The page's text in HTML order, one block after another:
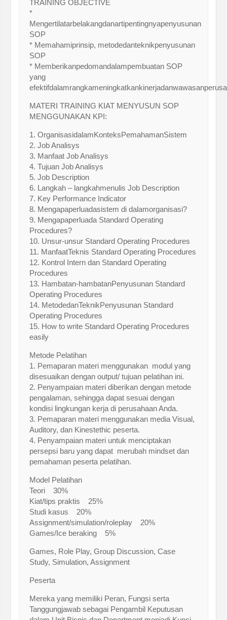
TRAINING OBJECTIVE
*
Mengertilatarbelakangdanartipentingnyapenyusunan
SOP
* Memahamiprinsip, metodedanteknikpenyusunan
SOP
* Memberikanpedomandalampembuatan SOP
yang
MATERI TRAINING KIAT MENYUSUN SOP
MENGGUNAKAN KPI:
1. OrganisasidalamKonteksPemahamanSistem
2. Job Analisys
3. Manfaat Job Analisys
4. Tujuan Job Analisys
5. Job Description
6. Langkah – langkahmenulis Job Description
7. Key Performance Indicator
8. Mengapaperluadasistem di dalamorganisasi?
9. Mengapaperluada Standard Operating
Procedures?
10. Unsur-unsur Standard Operating Procedures
11. ManfaatTeknis Standard Operating Procedures
12. Kontrol Intern dan Standard Operating
Procedures
13. Hambatan-hambatanPenyusunan Standard
Operating Procedures
14. MetodedanTeknikPenyusunan Standard
Operating Procedures
15. How to write Standard Operating Procedures
easily
Metode Pelatihan
1. Pemaparan materi menggunakan modul yang
disesuaikan dengan output/ tujuan pelatihan ini.
2. Penyampaian materi diberikan dengan metode
pengalaman, sehingga dapat sesuai dengan
kondisi lingkungan kerja di perusahaan Anda.
3. Pemaparan materi menggunakan media Visual,
Auditory, dan Kinestethic peserta.
4. Penyampaian materi untuk menciptakan
persepsi baru yang dapat merubah mindset dan
pemahaman peserta pelatihan.
Model Pelatihan
Teori 30%
Kiat/tips praktis 25%
Studi kasus 20%
Assignment/simulation/roleplay 20%
Games/Ice beraking 5%
Games, Role Play, Group Discussion, Case
Study, Simulation, Assignment
Peserta
Mereka yang memiliki Peran, Fungsi serta
Tanggungjawab sebagai Pengambil Keputusan